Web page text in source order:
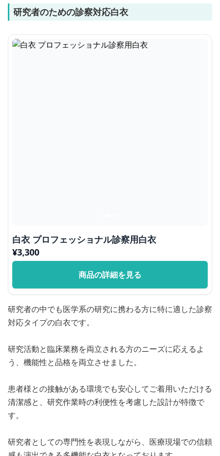
研究者のための診察対応白衣
白衣 プロフェッショナル診察用白衣
¥3,300
商品の詳細を見る
研究者の中でも医学系の研究に携わる方に特に適した診察
対応タイプの白衣です。
研究活動と臨床業務を両立される方のニーズに応えるよ
う、機能性と品格を両立させました。
患者様との接触がある環境でも安心してご着用いただける
清潔感と、研究作業時の利便性を考慮した設計が特徴で
す。
研究者としての専門性を表現しながら、医療現場での信頼